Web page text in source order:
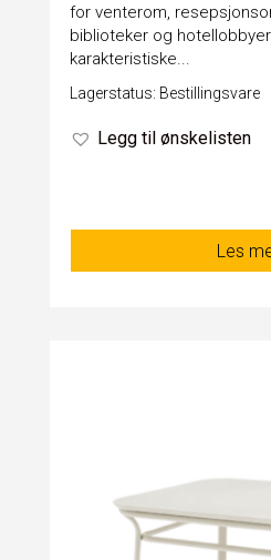
for venterom,
biblioteker og
karakteristiske...
Lagerstatus: Bestillingsvare
Legg til ønskelisten
Les